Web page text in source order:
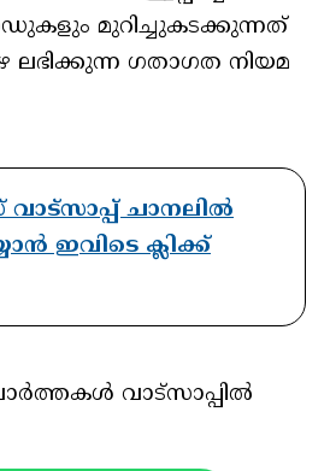
മുറിച്ചുകടക്കുന്നത്
ലഭിക്കുന്ന ഗതാഗത നിയമ
ചാനലിൽ
ഇവിടെ ക്ലിക്ക്
വാട്സാപ്പിൽ